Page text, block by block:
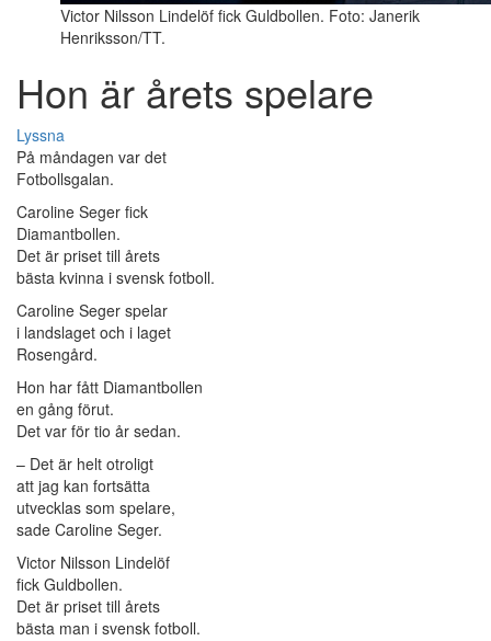
Victor Nilsson Lindelöf fick Guldbollen. Foto: Janerik
Henriksson/TT.
Hon är årets spelare
Lyssna
På måndagen var det
Fotbollsgalan.
Caroline Seger fick
Diamantbollen.
Det är priset till årets
bästa kvinna i svensk fotboll.
Caroline Seger spelar
i landslaget och i laget
Rosengård.
Hon har fått Diamantbollen
en gång förut.
Det var för tio år sedan.
– Det är helt otroligt
att jag kan fortsätta
utvecklas som spelare,
sade Caroline Seger.
Victor Nilsson Lindelöf
fick Guldbollen.
Det är priset till årets
bästa man i svensk fotboll.